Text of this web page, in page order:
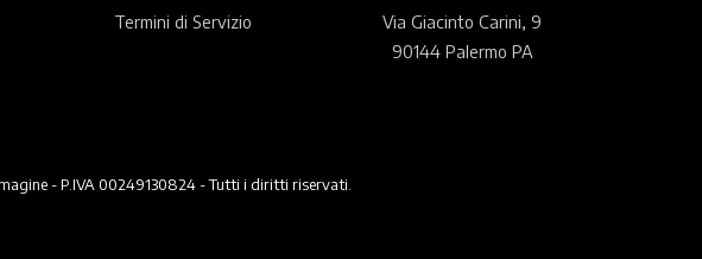
Termini di Servizio
Via Giacinto Carini, 9
90144 Palermo PA
- P.IVA 00249130824 - Tutti i diritti riservati.